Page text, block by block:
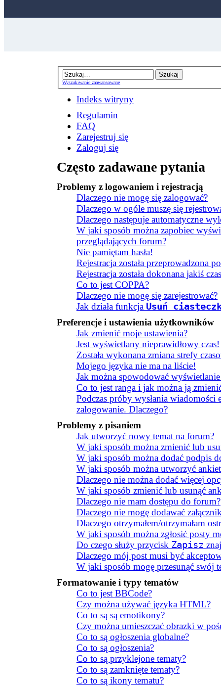
Wyszukiwanie zaawansowane
Indeks witryny
Regulamin
FAQ
Zarejestruj się
Zaloguj się
Często zadawane pytania
Problemy z logowaniem i rejestracją
Dlaczego nie mogę się zalogować?
Dlaczego w ogóle muszę się
Dlaczego następuje automatyczne
W jaki sposób można zapobiec
przeglądających forum?
Nie pamiętam hasła!
Rejestracja została przeprowadzona
Rejestracja została dokonana jakiś
Co to jest COPPA?
Dlaczego nie mogę się zarejestrować?
Jak działa funkcja Usuń
Preferencje i ustawienia użytkowników
Jak zmienić moje ustawienia?
Jest wyświetlany nieprawidłowy czas!
Została wykonana zmiana strefy
Mojego języka nie ma na liście!
Jak można spowodować
Co to jest ranga i jak można ją
Podczas próby wysłania
zalogowanie. Dlaczego?
Problemy z pisaniem
Jak utworzyć nowy temat na forum?
W jaki sposób można zmienić lub
W jaki sposób można dodać podpis
W jaki sposób można utworzyć
Dlaczego nie można dodać więcej
W jaki sposób zmienić lub usunąć
Dlaczego nie mam dostępu do forum?
Dlaczego nie mogę dodawać
Dlaczego otrzymałem/otrzymałam
W jaki sposób można zgłosić posty
Do czego służy przycisk Zapisz
Dlaczego mój post musi być
W jaki sposób mogę przesunąć swój
Formatowanie i typy tematów
Co to jest BBCode?
Czy można używać języka HTML?
Co to są są emotikony?
Czy można umieszczać obrazki w
Co to są ogłoszenia globalne?
Co to są ogłoszenia?
Co to są przyklejone tematy?
Co to są zamknięte tematy?
Co to są ikony tematu?